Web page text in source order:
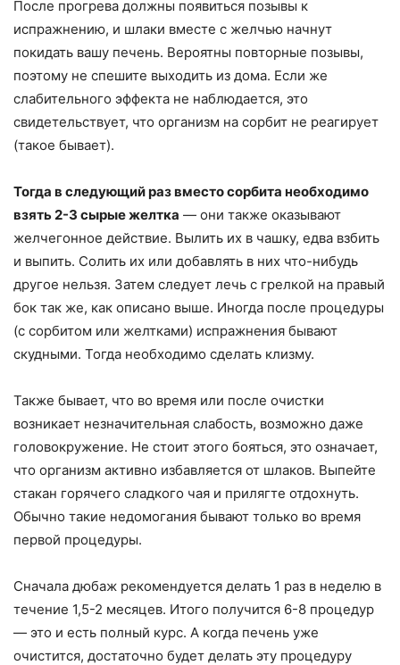
После прогрева должны появиться позывы к
испражнению, и шлаки вместе с желчью начнут
покидать вашу печень. Вероятны повторные позывы,
поэтому не спешите выходить из дома. Если же
слабительного эффекта не наблюдается, это
свидетельствует, что организм на сорбит не реагирует
(такое бывает).
Тогда в следующий раз вместо сорбита необходимо
взять 2-3 сырые желтка — они также оказывают
желчегонное действие. Вылить их в чашку, едва взбить
и выпить. Солить их или добавлять в них что-нибудь
другое нельзя. Затем следует лечь с грелкой на правый
бок так же, как описано выше. Иногда после процедуры
(с сорбитом или желтками) испражнения бывают
скудными. Тогда необходимо сделать клизму.
Также бывает, что во время или после очистки
возникает незначительная слабость, возможно даже
головокружение. Не стоит этого бояться, это означает,
что организм активно избавляется от шлаков. Выпейте
стакан горячего сладкого чая и прилягте отдохнуть.
Обычно такие недомогания бывают только во время
первой процедуры.
Сначала дюбаж рекомендуется делать 1 раз в неделю в
течение 1,5-2 месяцев. Итого получится 6-8 процедур
— это и есть полный курс. А когда печень уже
очистится, достаточно будет делать эту процедуру